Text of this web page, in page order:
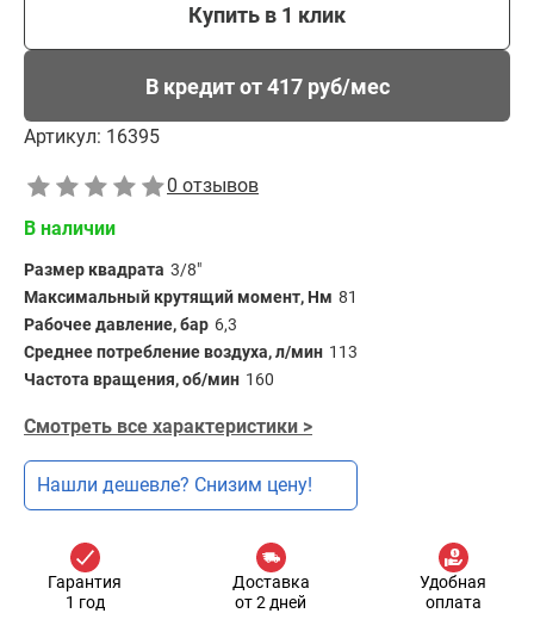
Купить в 1 клик
В кредит от 417 руб/мес
Артикул: 16395
0 отзывов
В наличии
Размер квадрата 3/8"
Максимальный крутящий момент, Нм 81
Рабочее давление, бар 6,3
Среднее потребление воздуха, л/мин 113
Частота вращения, об/мин 160
Смотреть все характеристики >
Нашли дешевле? Снизим цену!
Гарантия
1 год
Доставка
от 2 дней
Удобная
оплата